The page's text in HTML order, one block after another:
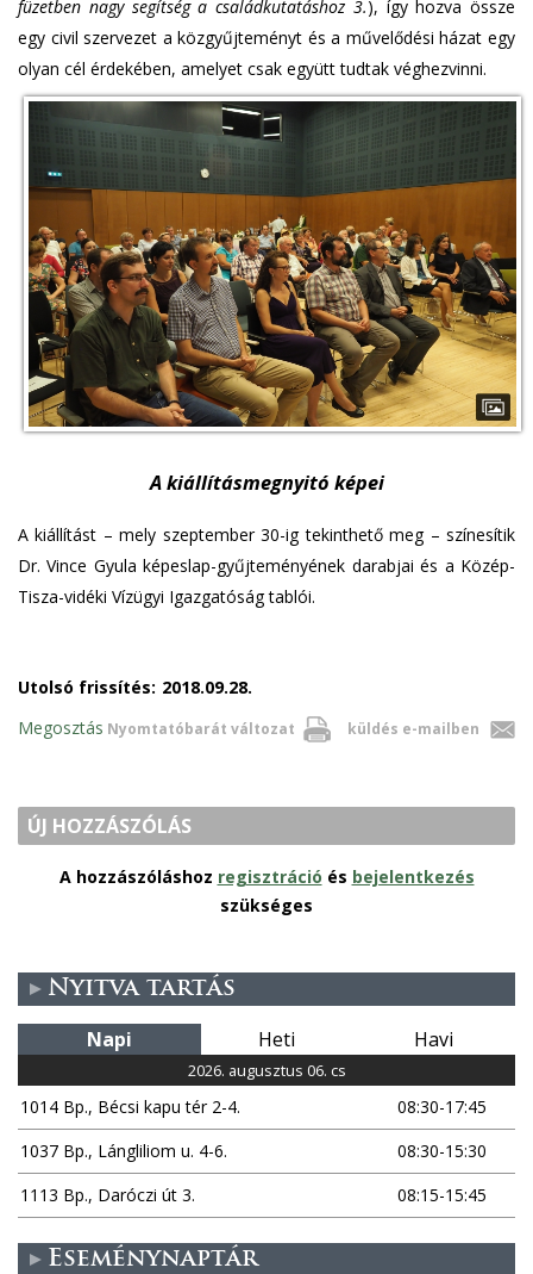
füzetben nagy segítség a családkutatáshoz 3.), így hozva össze
egy civil szervezet a közgyűjteményt és a művelődési házat egy
olyan cél érdekében, amelyet csak együtt tudtak véghezvinni.
A kiállításmegnyitó képei
A kiállítást – mely szeptember 30-ig tekinthető meg – színesítik
Dr. Vince Gyula képeslap-gyűjteményének darabjai és a Közép-
Tisza-vidéki Vízügyi Igazgatóság tablói.
Utolsó frissítés: 2018.09.28.
Nyomtatóbarát változat küldés e-mailben
Megosztás
ÚJ HOZZÁSZÓLÁS
A hozzászóláshoz regisztráció és bejelentkezés
szükséges
Nyitva tartás
Napi Heti Havi
2026. augusztus 06. cs
1014 Bp., Bécsi kapu tér 2-4.
08:30-17:45
1037 Bp., Lángliliom u. 4-6.
08:30-15:30
1113 Bp., Daróczi út 3.
08:15-15:45
Eseménynaptár